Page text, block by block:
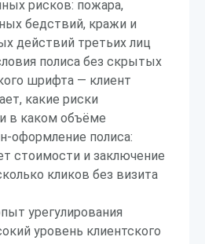
рисков: пожара,
бедствий, кражи и
действий третьих лиц
полиса без скрытых
шрифта — клиент
какие риски
в каком объёме
оформление полиса:
стоимости и заключение
кликов без визита
урегулирования
уровень клиентского